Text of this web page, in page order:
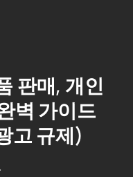
판매, 개인
벽 가이드
고 규제)